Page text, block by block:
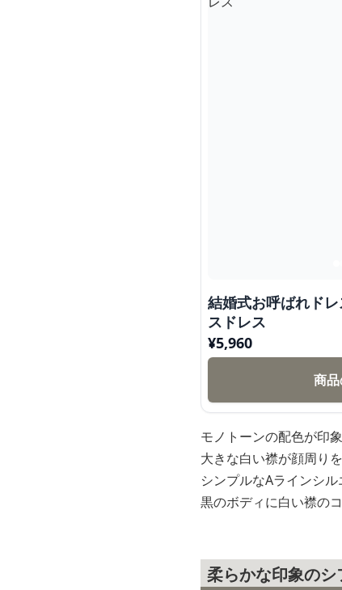
結婚式お呼ばれド
スドレス
¥5,960
商
モノトーンの配色が印
大きな白い襟が顔周り
シンプルなAラインシ
黒のボディに白い襟の
柔らかな印象の